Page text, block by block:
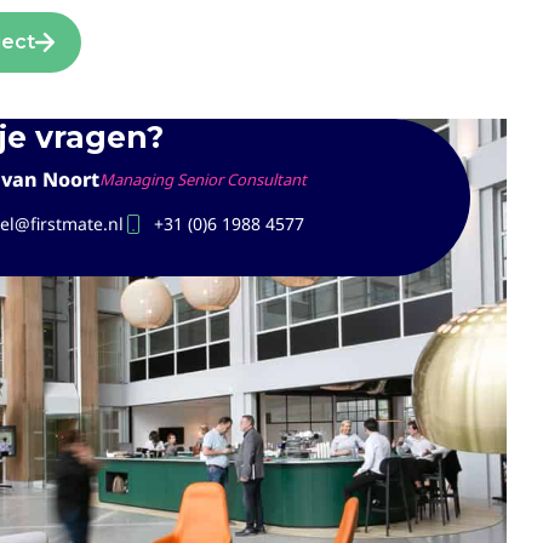
vragen?
NoortManaging Senior Consultant
+31 (0)6 1988 4577